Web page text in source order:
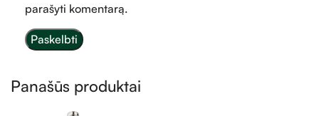
parašyti komentarą.
Panašūs produktai